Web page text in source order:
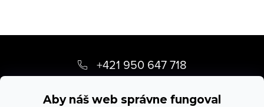
Aby náš web správne fungoval
p
+421 950 647 718